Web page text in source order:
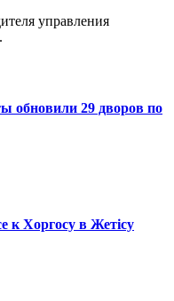
управления
обновили 29 дворов по
к Хоргосу в Жетісу